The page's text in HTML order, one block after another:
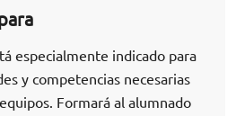
especialmente indicado para
y competencias necesarias
Formará al alumnado